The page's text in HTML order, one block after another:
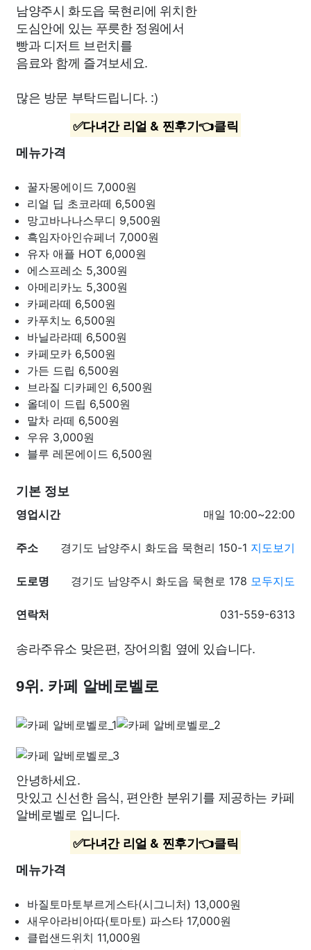
남양주시 화도읍 묵현리에 위치한
도심안에 있는 푸릇한 정원에서
빵과 디저트 브런치를
음료와 함께 즐겨보세요.
많은 방문 부탁드립니다. :)
✅다녀간 리얼 & 찐후기👈클릭
메뉴가격
꿀자몽에이드 7,000원
리얼 딥 초코라떼 6,500원
망고바나나스무디 9,500원
흑임자아인슈페너 7,000원
유자 애플 HOT 6,000원
에스프레소 5,300원
아메리카노 5,300원
카페라떼 6,500원
카푸치노 6,500원
바닐라라떼 6,500원
카페모카 6,500원
가든 드립 6,500원
브라질 디카페인 6,500원
올데이 드립 6,500원
말차 라떼 6,500원
우유 3,000원
블루 레몬에이드 6,500원
기본 정보
영업시간
매일 10:00~22:00
주소 경기도 남양주시 화도읍 묵현리 150-1 지도보기
도로명 경기도 남양주시 화도읍 묵현로 178 모두지도
연락처 031-559-6313
송라주유소 맞은편, 장어의힘 옆에 있습니다.
9위. 카페 알베로벨로
안녕하세요.
맛있고 신선한 음식, 편안한 분위기를 제공하는 카페
알베로벨로 입니다.
✅다녀간 리얼 & 찐후기👈클릭
메뉴가격
바질토마토부르게스타(시그니처) 13,000원
새우아라비아따(토마토) 파스타 17,000원
클럽샌드위치 11,000원